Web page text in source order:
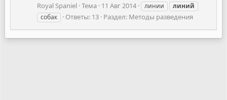
Royal Spaniel Тема 11 Авг 2014 линии
линий
собак
Ответы: 13 Раздел: Методы разведения